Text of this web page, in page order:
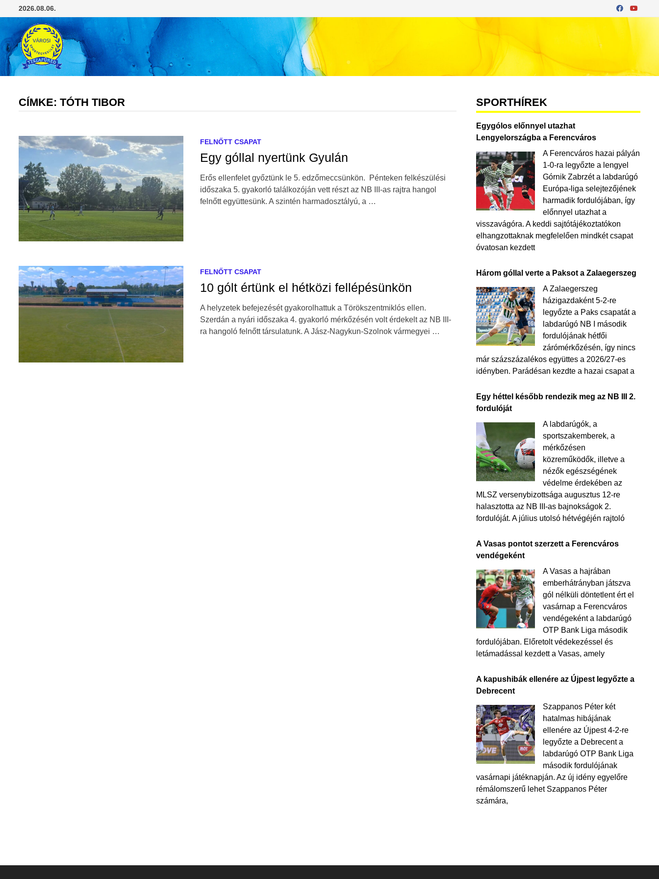
to
content
2026.08.06.
CÍMKE:TÓTH TIBOR
FELNŐTT CSAPAT
Egy góllal nyertünk Gyulán
Erős ellenfelet győztünk le 5. edzőmeccsünkön. Pénteken felkészülési
időszaka 5. gyakorló találkozóján vett részt az NB III-as rajtra hangol
felnőtt együttesünk. A szintén harmadosztályú, a …
FELNŐTT CSAPAT
10 gólt értünk el hétközi fellépésünkön
A helyzetek befejezését gyakorolhattuk a Törökszentmiklós ellen.
Szerdán a nyári időszaka 4. gyakorló mérkőzésén volt érdekelt az NB III-
ra hangoló felnőtt társulatunk. A Jász-Nagykun-Szolnok vármegyei …
SPORTHÍREK
Egygólos előnnyel utazhat
Lengyelországba a Ferencváros
A Ferencváros hazai pályán
1-0-ra legyőzte a lengyel
Górnik Zabrzét a labdarúgó
Európa-liga selejtezőjének
harmadik fordulójában, így
előnnyel utazhat a
visszavágóra. A keddi sajtótájékoztatókon
elhangzottaknak megfelelően mindkét csapat
óvatosan kezdett
Három góllal verte a Paksot a Zalaegerszeg
A Zalaegerszeg
házigazdaként 5-2-re
legyőzte a Paks csapatát a
labdarúgó NB I második
fordulójának hétfői
zárómérkőzésén, így nincs
már százszázalékos együttes a 2026/27-es
idényben. Parádésan kezdte a hazai csapat a
Egy héttel később rendezik meg az NB III 2.
fordulóját
A labdarúgók, a
sportszakemberek, a
mérkőzésen
közreműködők, illetve a
nézők egészségének
védelme érdekében az
MLSZ versenybizottsága augusztus 12-re
halasztotta az NB III-as bajnokságok 2.
fordulóját. A július utolsó hétvégéjén rajtoló
A Vasas pontot szerzett a Ferencváros
vendégeként
A Vasas a hajrában
emberhátrányban játszva
gól nélküli döntetlent ért el
vasárnap a Ferencváros
vendégeként a labdarúgó
OTP Bank Liga második
fordulójában. Előretolt védekezéssel és
letámadással kezdett a Vasas, amely
A kapushibák ellenére az Újpest legyőzte a
Debrecent
Szappanos Péter két
hatalmas hibájának
ellenére az Újpest 4-2-re
legyőzte a Debrecent a
labdarúgó OTP Bank Liga
második fordulójának
vasárnapi játéknapján. Az új idény egyelőre
rémálomszerű lehet Szappanos Péter
számára,